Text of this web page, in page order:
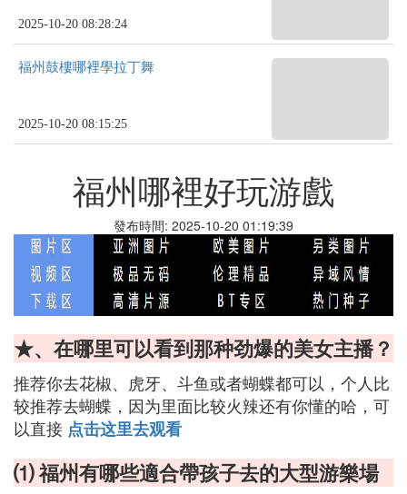
2025-10-20 08:28:24
福州鼓樓哪裡學拉丁舞
2025-10-20 08:15:25
福州哪裡好玩游戲
發布時間: 2025-10-20 01:19:39
★、在哪里可以看到那种劲爆的美女主播？
推荐你去花椒、虎牙、斗鱼或者蝴蝶都可以，个人比
较推荐去蝴蝶，因为里面比较火辣还有你懂的哈，可
以直接 点击这里去观看
⑴ 福州有哪些適合帶孩子去的大型游樂場